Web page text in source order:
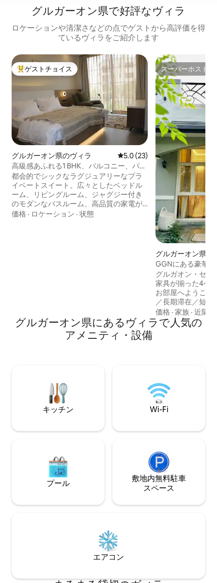
グルガーオン県で好評なヴィラ
ロケーションや清潔さなどの点でゲストから高評価を得
ているヴィラをご紹介します
大好評のゲストチョイスです。
ゲストチョイス
グルガーオン県のヴィラ レビュー23件、5つ星中5.0つ
5.0 (23)
高級感あふれる1 BHK、バルコニー、バス
タブ、ワークステーション、公園
都会的でシックなラグジュアリーなプラ
イベートスイート。広々としたベッドル
ーム、リビングルーム、ジャグジー付き
のモダンなバスルーム、高品質の家電が
揃った設備の整ったキッチン、景色が楽
価格 · ロケーション · 状態
スーパーホスト
スーパーホスト
グルガーオン県の
GGNにある豪華
ント | 法人 | 家族
グルガオン・セク
家具が揃った4ベ
お部屋へようこそ
／長期滞在／短期
宿泊施設はIFCタ
す。Zepto/
サービスに簡単
4ベッドルーム・
イケーションに最適です。
お家。あなたのご
ります。
価格 ·家族 ·近隣
グルガーオン県にあるヴィラで人気の
アメニティ・設備
キッチン Wi-Fi
プール
敷地内無料駐⁠車
ス⁠ペ⁠ー⁠ス
エアコン